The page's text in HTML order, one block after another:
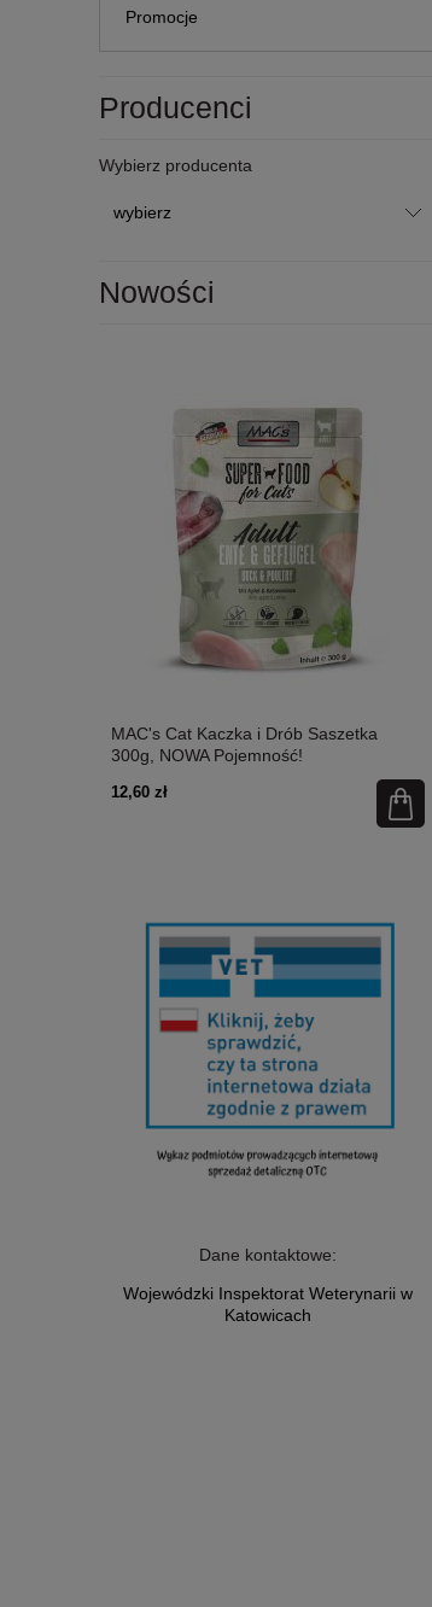
Promocje
Producenci
Wybierz producenta
Nowości
MAC's Cat Kaczka i Drób Saszetka
300g, NOWA Pojemność!
12,60 zł
Dane kontaktowe:
Wojewódzki Inspektorat Weterynarii w
Katowicach